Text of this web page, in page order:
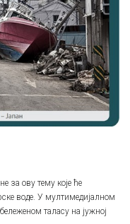
за ову тему које ће
воде. У мултимедијалном
таласу на јужној